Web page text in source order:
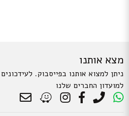
מצא אותנו
ניתן למצוא אותנו בפייסבוק.
למועדון החברים שלנו